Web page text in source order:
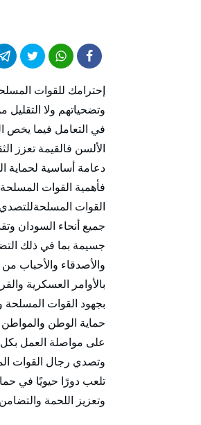
إحترامك للقوات
وتضحياتهم ولا التقليل
في التعامل فيما يخص
الألسن فالقيمة تعزز
دعامة أساسية لحماية
فأهمية القوات
القوات
جميع أنحاء السودان
جسيمة بما في ذلك
والأصدقاء والأحباب من
بالأوامر العسكرية
بجهود القوات المسلحة
حماية الوطن
على مواصلة العمل بكل
وتصدي رجال القوات
تلعب دورًا حيويًا في
وتعزيز اللحمة